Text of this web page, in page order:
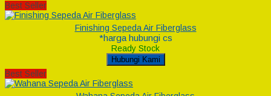
Best Seller
Finishing Sepeda Air Fiberglass
*harga hubungi cs
Ready Stock
Hubungi Kami
Best Seller